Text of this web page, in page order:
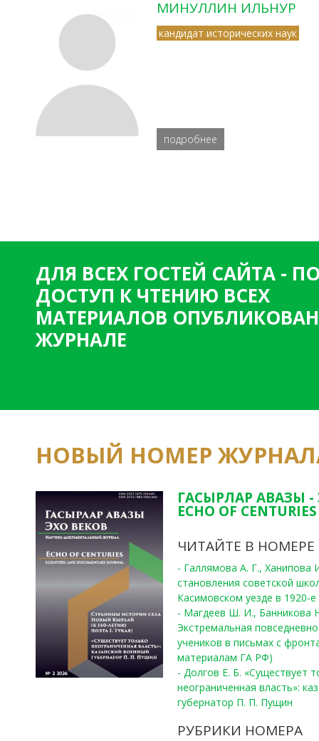
МИНУЛЛИН ИЛЬНУР
кандидат исторических наук
подробнее
ДЛЯ ВСЕХ ГОСТЕЙ САЙТА -
ДОСТУП К ЧТЕНИЮ ВСЕХ
МАТЕРИАЛОВ
ЖУРНАЛЕ
НОВЫЙ НОМЕР
ГАСЫРЛАР АВАЗЫ -
ECHO OF
ЧИТАЙТЕ В НОМЕРЕ
- Галлямова А. Г.,
становления советской
Касимовском уезде в 1920-е
- Магдеев Ш. И., Банникова
Экстремальная
учеников в письмах с
материалам ГА РФ)
- Долгов Е. Б. «Существует
неограниченная власть»:
губернатор П. П. Пущин
РУБРИКИ НОМЕРА